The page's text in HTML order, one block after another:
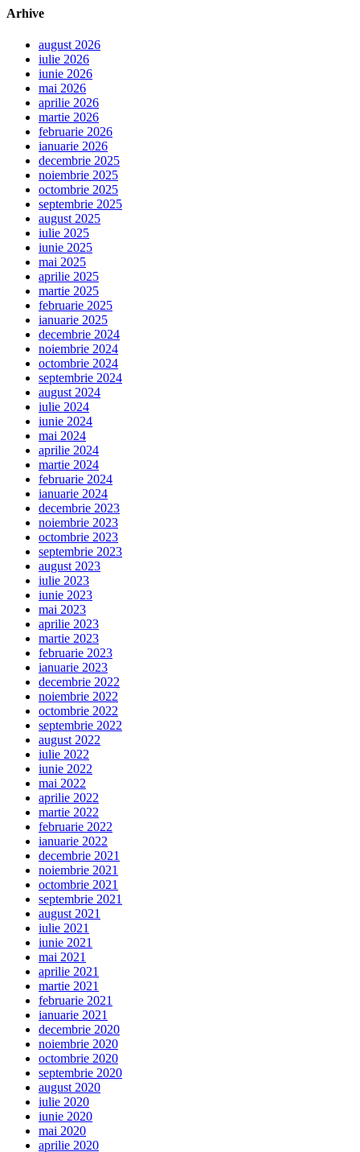
Arhive
august 2026
iulie 2026
iunie 2026
mai 2026
aprilie 2026
martie 2026
februarie 2026
ianuarie 2026
decembrie 2025
noiembrie 2025
octombrie 2025
septembrie 2025
august 2025
iulie 2025
iunie 2025
mai 2025
aprilie 2025
martie 2025
februarie 2025
ianuarie 2025
decembrie 2024
noiembrie 2024
octombrie 2024
septembrie 2024
august 2024
iulie 2024
iunie 2024
mai 2024
aprilie 2024
martie 2024
februarie 2024
ianuarie 2024
decembrie 2023
noiembrie 2023
octombrie 2023
septembrie 2023
august 2023
iulie 2023
iunie 2023
mai 2023
aprilie 2023
martie 2023
februarie 2023
ianuarie 2023
decembrie 2022
noiembrie 2022
octombrie 2022
septembrie 2022
august 2022
iulie 2022
iunie 2022
mai 2022
aprilie 2022
martie 2022
februarie 2022
ianuarie 2022
decembrie 2021
noiembrie 2021
octombrie 2021
septembrie 2021
august 2021
iulie 2021
iunie 2021
mai 2021
aprilie 2021
martie 2021
februarie 2021
ianuarie 2021
decembrie 2020
noiembrie 2020
octombrie 2020
septembrie 2020
august 2020
iulie 2020
iunie 2020
mai 2020
aprilie 2020